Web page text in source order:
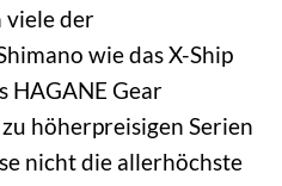
viele der
wie das X-Ship
HAGANE Gear
höherpreisigen Serien
nicht die allerhöchste